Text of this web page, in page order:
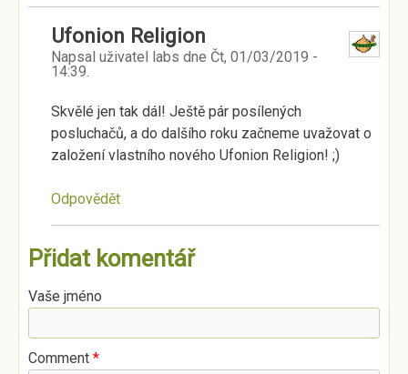
Ufonion Religion
Napsal uživatel labs dne Čt, 01/03/2019 -
14:39.
Skvělé jen tak dál! Ještě pár posílených
posluchačů, a do dalšího roku začneme uvažovat o
založení vlastního nového Ufonion Religion! ;)
Odpovědět
Přidat komentář
Vaše jméno
Comment *